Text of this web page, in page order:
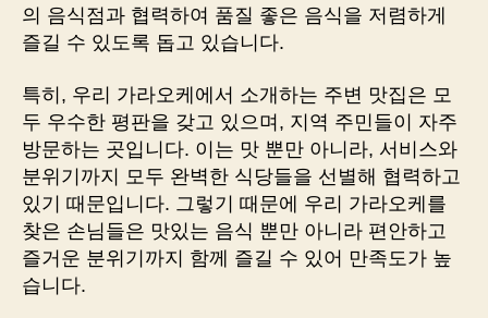
의 음식점과 협력하여 품질 좋은 음식을 저렴하게
즐길 수 있도록 돕고 있습니다.
특히, 우리 가라오케에서 소개하는 주변 맛집은 모
두 우수한 평판을 갖고 있으며, 지역 주민들이 자주
방문하는 곳입니다. 이는 맛 뿐만 아니라, 서비스와
분위기까지 모두 완벽한 식당들을 선별해 협력하고
있기 때문입니다. 그렇기 때문에 우리 가라오케를
찾은 손님들은 맛있는 음식 뿐만 아니라 편안하고
즐거운 분위기까지 함께 즐길 수 있어 만족도가 높
습니다.